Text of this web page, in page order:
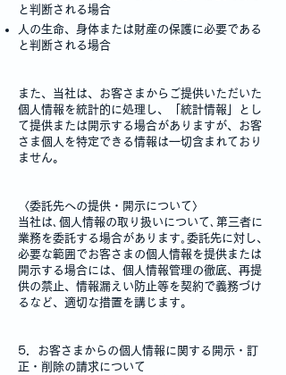
と判断される場合
人の生命、身体または財産の保護に必要である
と判断される場合
また、当社は、お客さまからご提供いただいた
個人情報を統計的に処理し、「統計情報」とし
て提供または開示する場合がありますが、お客
さま個人を特定できる情報は一切含まれており
ません。
〈委託先への提供・開示について〉
当社は､個人情報の取り扱いについて､第三者に
業務を委託する場合があります｡委託先に対し、
必要な範囲でお客さまの個人情報を提供または
開示する場合には、個人情報管理の徹底、再提
供の禁止、情報漏えい防止等を契約で義務づけ
るなど、適切な措置を講じます。
5．お客さまからの個人情報に関する開示・訂
正・削除の請求について